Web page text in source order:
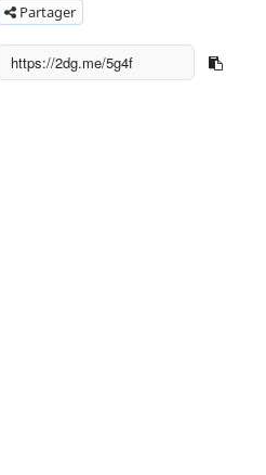
Partager